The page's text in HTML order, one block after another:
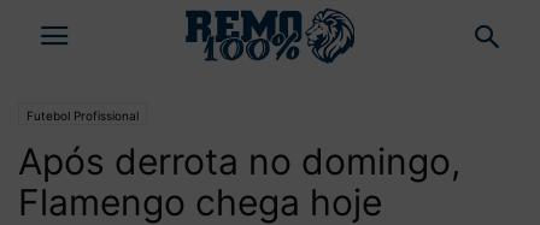
Futebol Profissional
Após derrota no domingo,
Flamengo chega hoje